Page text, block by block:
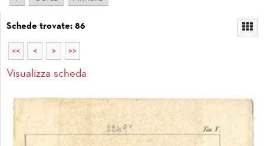
Schede trovate: 86
<< < > >>
Visualizza scheda